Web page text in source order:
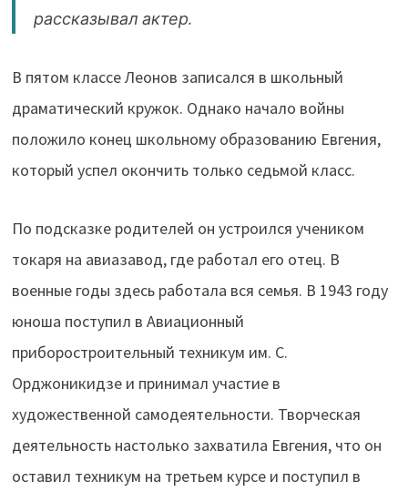
рассказывал актер.
В пятом классе Леонов записался в школьный
драматический кружок. Однако начало войны
положило конец школьному образованию Евгения,
который успел окончить только седьмой класс.
По подсказке родителей он устроился учеником
токаря на авиазавод, где работал его отец. В
военные годы здесь работала вся семья. В 1943 году
юноша поступил в Авиационный
приборостроительный техникум им. С.
Орджоникидзе и принимал участие в
художественной самодеятельности. Творческая
деятельность настолько захватила Евгения, что он
оставил техникум на третьем курсе и поступил в